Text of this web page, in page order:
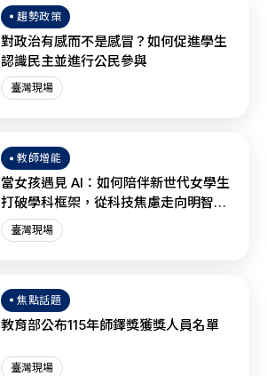
趨勢政策
對政治有感而不是感冒？如何促進學生
認識民主並進行公民參與
臺灣現場
教師增能
當女孩遇見 AI：如何陪伴新世代女學生
打破學科框架，從科技焦慮走向明智協
作？
臺灣現場
焦點話題
教育部公布115年師鐸獎獲獎人員名單
臺灣現場